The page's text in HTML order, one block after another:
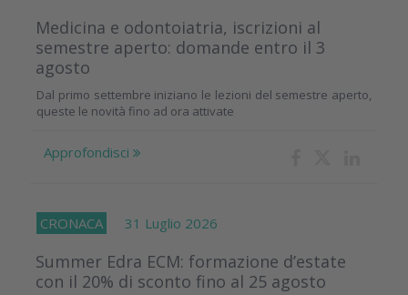
Medicina e odontoiatria, iscrizioni al
semestre aperto: domande entro il 3
agosto
Dal primo settembre iniziano le lezioni del semestre aperto,
queste le novità fino ad ora attivate
Approfondisci
CRONACA 31 Luglio 2026
Summer Edra ECM: formazione d’estate
con il 20% di sconto fino al 25 agosto